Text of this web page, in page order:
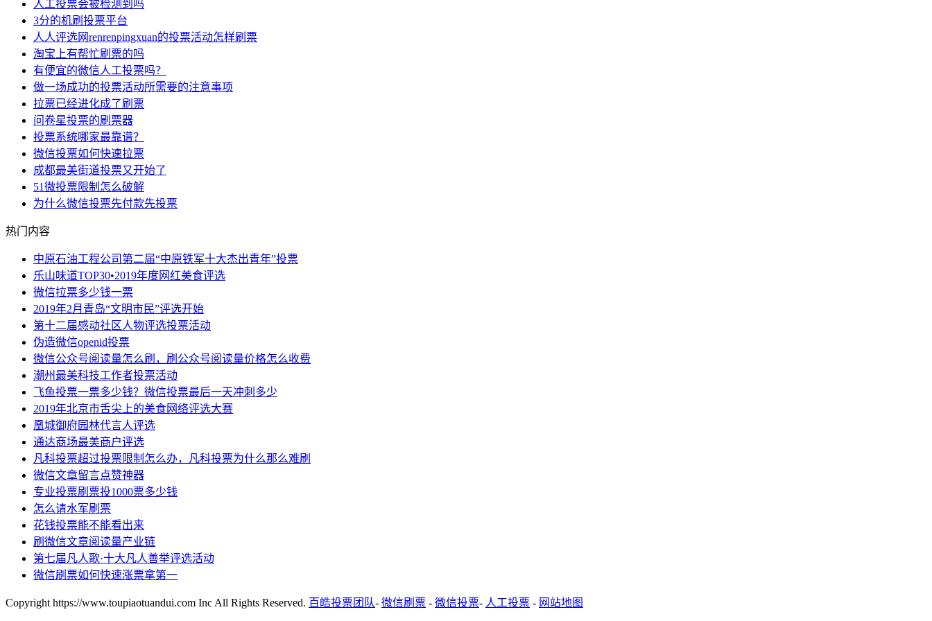
人工投票会被检测到吗
3分的机刷投票平台
人人评选网renrenpingxuan的投票活动怎样刷票
淘宝上有帮忙刷票的吗
​有便宜的微信人工投票吗？
做一场成功的投票活动所需要的注意事项
拉票已经进化成了刷票
问卷星投票的刷票器
投票系统哪家最靠谱？
微信投票如何快速拉票
成都最美街道投票又开始了
51微投票限制怎么破解
为什么微信投票先付款先投票
热门内容
中原石油工程公司第二届“中原铁军十大杰出青年”投票
乐山味道TOP30•2019年度网红美食评选
微信拉票多少钱一票
2019年2月青岛“文明市民”评选开始
第十二届感动社区人物评选投票活动
伪造微信openid投票
微信公众号阅读量怎么刷，刷公众号阅读量价格怎么收费
潮州最美科技工作者投票活动
飞鱼投票一票多少钱？微信投票最后一天冲刺多少
2019年北京市舌尖上的美食网络评选大赛
凰城御府园林代言人评选
通达商场最美商户评选
凡科投票超过投票限制怎么办，凡科投票为什么那么难刷
微信文章留言点赞神器
专业投票刷票投1000票多少钱
怎么请水军刷票
花钱投票能不能看出来
刷微信文章阅读量产业链
第七届凡人歌·十大凡人善举评选活动
微信刷票如何快速涨票拿第一
Copyright https://www.toupiaotuandui.com Inc All Rights Reserved. 百皓投票团队- 微信刷票 - 微信投票- 人工投票 - 网站地图